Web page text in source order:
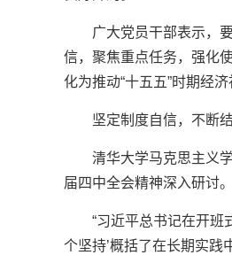
广大党员干部表示，
信，聚焦重点任务，强化
化为推动“十五五”时期经
坚定制度自信，不断
清华大学马克思主义
届四中全会精神深入研讨。
“习近平总书记在开班
个坚持’概括了在长期实